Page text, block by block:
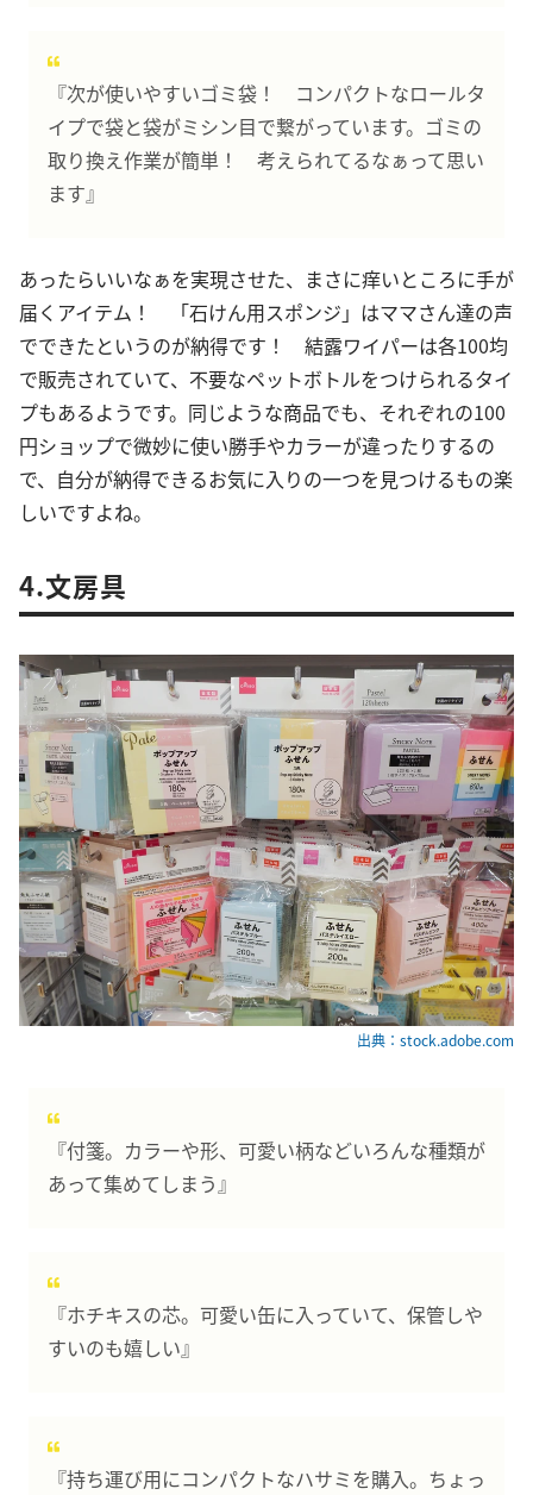
『次が使いやすいゴミ袋！ コンパクトなロールタ
イプで袋と袋がミシン目で繋がっています。ゴミの
取り換え作業が簡単！ 考えられてるなぁって思い
ます』
あったらいいなぁを実現させた、まさに痒いところに手が
届くアイテム！ 「石けん用スポンジ」はママさん達の声
でできたというのが納得です！ 結露ワイパーは各100均
で販売されていて、不要なペットボトルをつけられるタイ
プもあるようです。同じような商品でも、それぞれの100
円ショップで微妙に使い勝手やカラーが違ったりするの
で、自分が納得できるお気に入りの一つを見つけるもの楽
しいですよね。
4.文房具
出典：stock.adobe.com
『付箋。カラーや形、可愛い柄などいろんな種類が
あって集めてしまう』
『ホチキスの芯。可愛い缶に入っていて、保管しや
すいのも嬉しい』
『持ち運び用にコンパクトなハサミを購入。ちょっ